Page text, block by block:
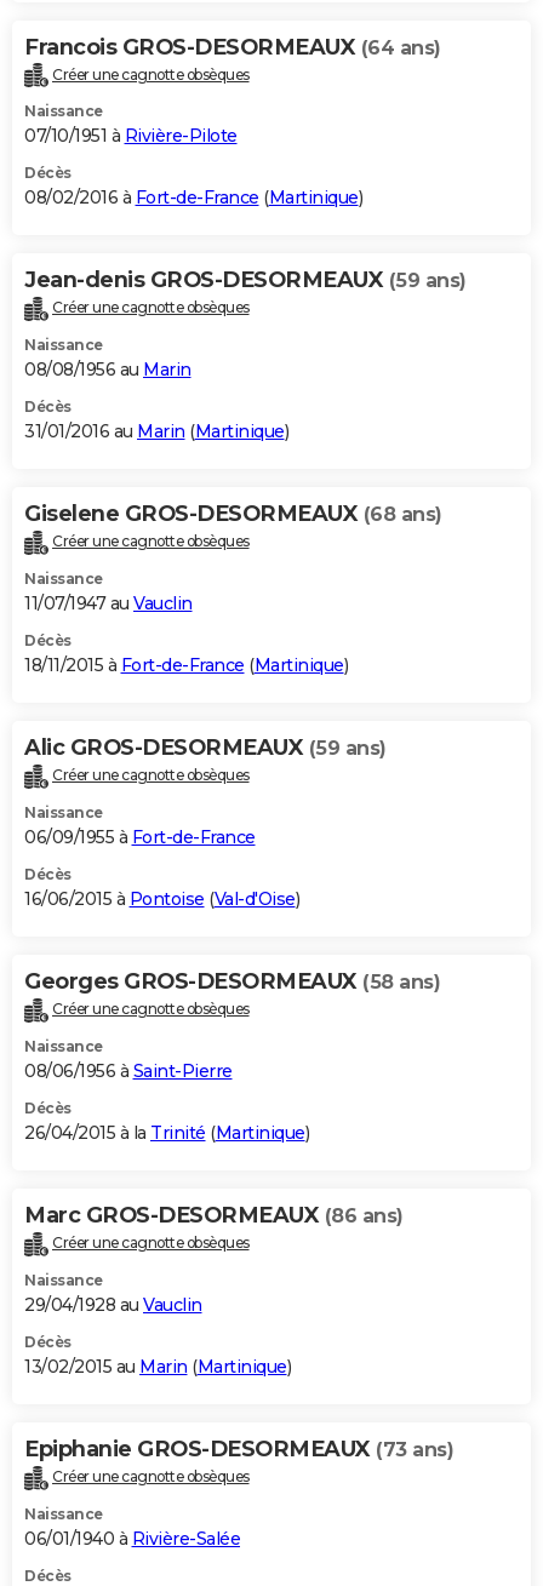
Francois GROS-DESORMEAUX (64 ans)
Créer une cagnotte obsèques
Naissance
07/10/1951 à Rivière-Pilote
Décès
08/02/2016 à Fort-de-France (Martinique)
Jean-denis GROS-DESORMEAUX (59 ans)
Créer une cagnotte obsèques
Naissance
08/08/1956 au Marin
Décès
31/01/2016 au Marin (Martinique)
Giselene GROS-DESORMEAUX (68 ans)
Créer une cagnotte obsèques
Naissance
11/07/1947 au Vauclin
Décès
18/11/2015 à Fort-de-France (Martinique)
Alic GROS-DESORMEAUX (59 ans)
Créer une cagnotte obsèques
Naissance
06/09/1955 à Fort-de-France
Décès
16/06/2015 à Pontoise (Val-d'Oise)
Georges GROS-DESORMEAUX (58 ans)
Créer une cagnotte obsèques
Naissance
08/06/1956 à Saint-Pierre
Décès
26/04/2015 à la Trinité (Martinique)
Marc GROS-DESORMEAUX (86 ans)
Créer une cagnotte obsèques
Naissance
29/04/1928 au Vauclin
Décès
13/02/2015 au Marin (Martinique)
Epiphanie GROS-DESORMEAUX (73 ans)
Créer une cagnotte obsèques
Naissance
06/01/1940 à Rivière-Salée
Décès